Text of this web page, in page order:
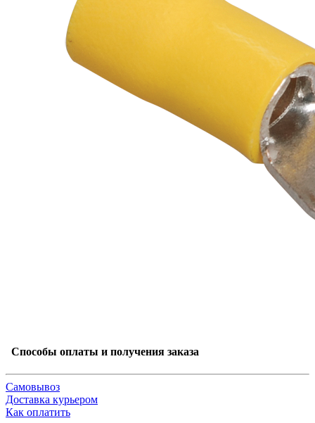
Способы оплаты и получения заказа
Самовывоз
Доставка курьером
Как оплатить